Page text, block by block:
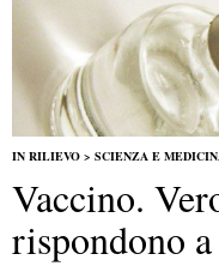
IN RILIEVO > SCIENZA E
Vaccino.
rispondono